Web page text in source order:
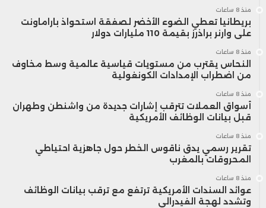
منذ 8 ساعات
بريطانيا تعطي الضوء الأخضر لصفقة استحواذ باراماونت
على وارنر براذرز بقيمة 110 مليارات دولار
منذ 8 ساعات
النحاس يقترب من مستويات قياسية عالمية وسط مخاوف
من اضطراب الإمدادات الكونغولية
منذ 8 ساعات
أسواق العملات تترقب إشارات جديدة من واشنطن وطهران
قبل بيانات الوظائف الأمريكية
منذ 8 ساعات
تقرير رسمي يدق ناقوس الخطر حول جاهزية احتياطي
المحروقات بالمغرب
منذ 8 ساعات
عوائد السندات الأمريكية ترتفع مع ترقب بيانات الوظائف
وتشدد لهجة الفيدرالي